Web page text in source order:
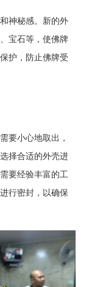
神秘感。新的外
宝石等，使佛牌
护，防止佛牌受
要小心地取出，
择合适的外壳进
要经验丰富的工
行密封，以确保